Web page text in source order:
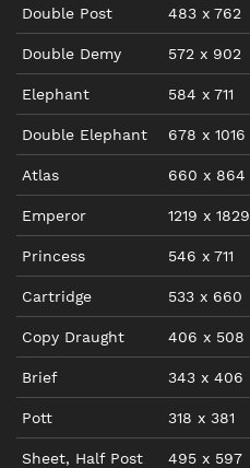
Double Post 483 x 762
Double Demy 572 x 902
Elephant 584 x 711
Double Elephant 678 x 1016
Atlas 660 x 864
Emperor 1219 x 1829
Princess 546 x 711
Cartridge 533 x 660
Copy Draught 406 x 508
Brief 343 x 406
Pott 318 x 381
Sheet, Half Post 495 x 597